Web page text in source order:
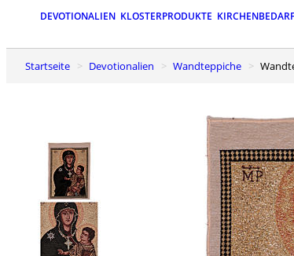
DEVOTIONALIEN KLOSTERPRODUKTE KIRCHENBEDARF
Startseite Devotionalien Wandteppiche